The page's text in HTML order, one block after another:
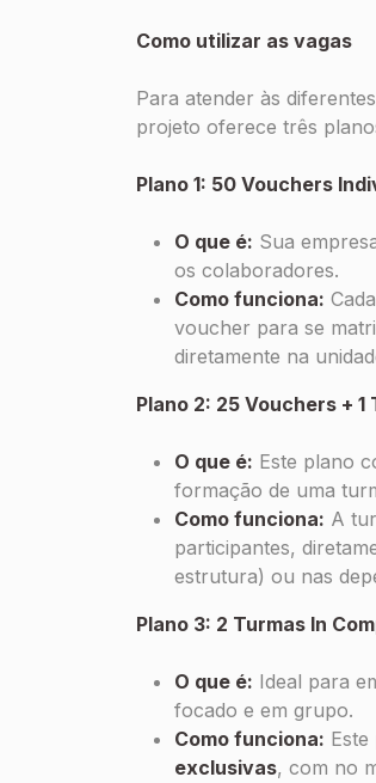
Como utilizar as vagas
Para atender às
projeto oferece três
Plano 1: 50 Vouchers
O que é: Sua
os colaboradores.
Como funciona:
voucher para se
diretamente na
Plano 2: 25 Vouchers + 1
O que é: Este plano
formação de uma
Como funciona: A
participantes,
estrutura) ou nas
Plano 3: 2 Turmas In
O que é: Ideal para
focado e em grupo.
Como funciona:
exclusivas, com no